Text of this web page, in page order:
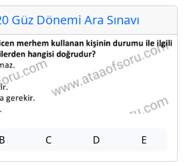
Güz Dönemi Ara Sınavı
B C D E